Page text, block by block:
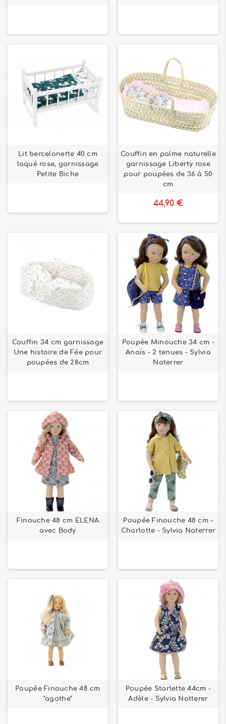
Lit bercelonette 40 cm
laqué rose, garnissage
Petite Biche
Couffin en palme naturelle
garnissage Liberty rose
pour poupées de 36 à 50
cm
44,90 €
Couffin 34 cm garnissage
Une histoire de Fée pour
poupées de 28cm
Poupée Minouche 34 cm -
Anaïs - 2 tenues - Sylvia
Naterrer
Finouche 48 cm ELENA
avec Body
Poupée Finouche 48 cm -
Charlotte - Sylvia Naterrer
Poupée Finouche 48 cm
"agathe"
Poupée Starlette 44cm -
Adèle - Sylvia Natterer